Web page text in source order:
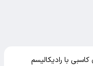
با رادیکالیسم